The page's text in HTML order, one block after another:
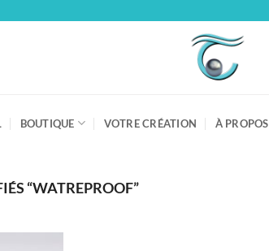
BOUTIQUE VOTRE CRÉATION À PROPOS
“WATREPROOF”